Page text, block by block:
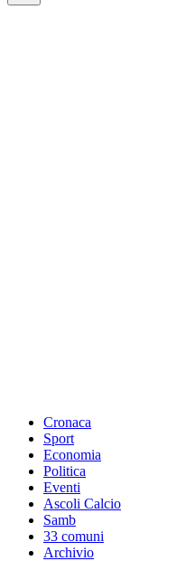
Cronaca
Sport
Economia
Politica
Eventi
Ascoli Calcio
Samb
33 comuni
Archivio